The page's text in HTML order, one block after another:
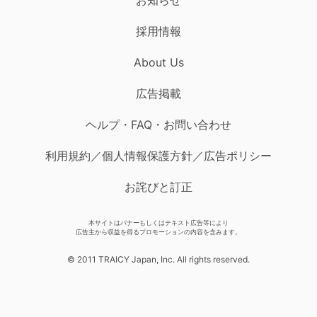
採用情報
About Us
広告掲載
ヘルプ・FAQ・お問い合わせ
利用規約／個人情報保護方針／広告ポリシー
お詫びと訂正
本サイトはバナーもしくはテキスト広告等により
広告主から収益を得るプロモーションの内容を含みます。
© 2011 TRAICY Japan, Inc. All rights reserved.